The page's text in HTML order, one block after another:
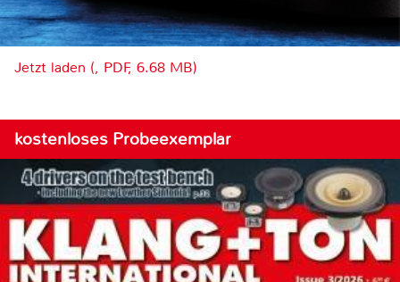
Jetzt laden (, PDF, 6.68 MB)
kostenloses Probeexemplar